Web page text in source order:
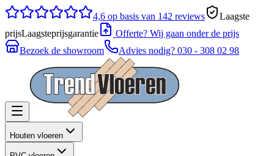
4,6 op basis van 142 reviews
Laagste
prijsLaagsteprijsgarantie
Offerte? Wij gaan onder de prijs
Bezoek de showroom
Advies nodig? 030 - 308 02 98
Houten vloeren